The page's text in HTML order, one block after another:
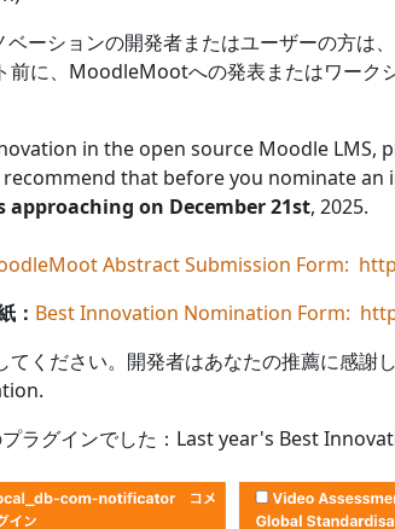
ーションの開発者またはユーザーの方は
に、MoodleMootへの発表またはワーク
in the open source Moodle
that before you nominate
approaching on December 21st, 2025.
Abstract Submission Form:
： Best Innovation Nomination Form:
てください。開発者はあなたの推薦に感
プラグインでした：Last year's Best